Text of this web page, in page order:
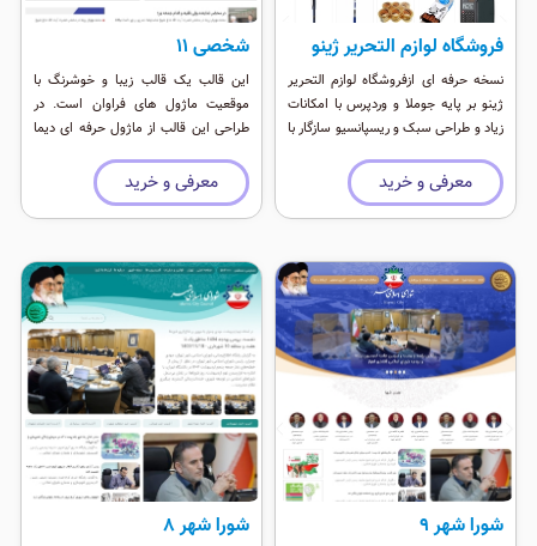
فروشگاه لوازم التحریر ژینو
نسخه حرفه ای ازفروشگاه لوازم التحریر
ژینو بر پایه جوملا و وردپرس با امکانات
زیاد و طراحی سبک و ریسپانسیو سازگار با
معرفی و خرید
شخصی 11
این قالب یک قالب زیبا و خوشرنگ با
موقعیت ماژول های فراوان است. در
طراحی این قالب از ماژول حرفه ای دیما
باشد.
معرفی و خرید
شورا شهر 9 شورا شهر ۸